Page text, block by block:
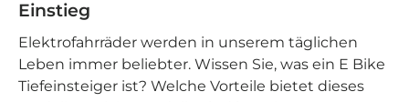
Einstieg
Elektrofahrräder werden in unserem täglichen
Leben immer beliebter. Wissen Sie, was ein E Bike
Tiefeinsteiger ist? Welche Vorteile bietet dieses